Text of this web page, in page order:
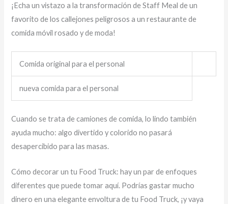
¡Echa un vistazo a la transformación de Staff Meal de un
favorito de los callejones peligrosos a un restaurante de
comida móvil rosado y de moda!
Comida original para el personal
nueva comida para el personal
Cuando se trata de camiones de comida, lo lindo también
ayuda mucho: algo divertido y colorido no pasará
desapercibido para las masas.
Cómo decorar un tu Food Truck: hay un par de enfoques
diferentes que puede tomar aquí. Podrías gastar mucho
dinero en una elegante envoltura de tu Food Truck, ¡y vaya